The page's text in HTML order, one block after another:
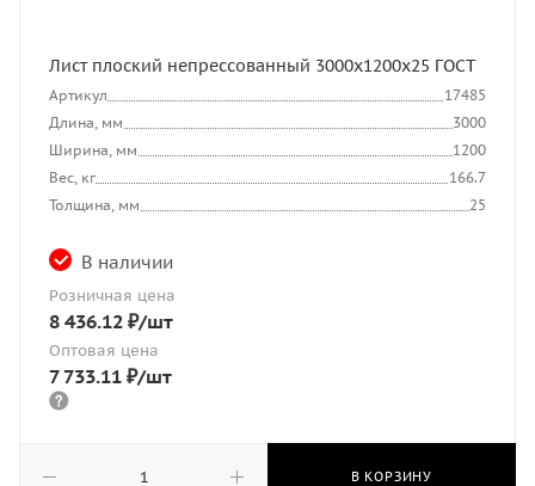
Лист плоский непрессованный 3000x1200x25 ГОСТ
Артикул
17485
Длина, мм
3000
Ширина, мм
1200
Вес, кг
166.7
Толщина, мм
25
В наличии
Розничная цена
8 436.12 ₽/шт
Оптовая цена
7 733.11 ₽/шт
В КОРЗИНУ